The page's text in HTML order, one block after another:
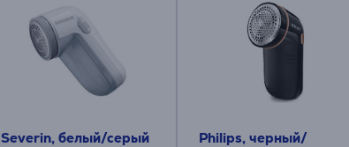
Severin, белый/серый
Philips, черный/